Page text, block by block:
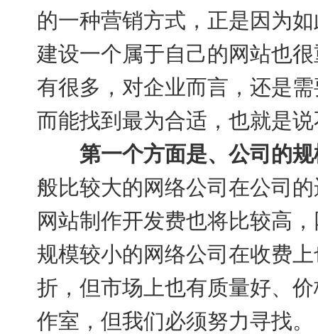
的一种营销方式，正是因为
建设一个属于自己的网站也
有很多，对企业而言，还是
而能找到最为合适，也就是
第一个方面是、公司的
般比较大的网络公司在公司
网站制作开发费也将比较高
规模较小的网络公司在收费
折，但市场上也有质量好、
作室，但我们必须努力寻找。